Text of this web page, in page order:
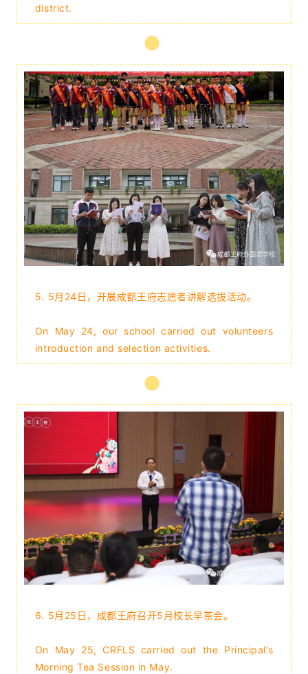
district.
5. 5月24日，开展成都王府志愿者讲解选拔活动。
On May 24, our school carried out volunteers
introduction and selection activities.
6. 5月25日，成都王府召开5月校长早茶会。
On May 25, CRFLS carried out the Principal’s
Morning Tea Session in May.